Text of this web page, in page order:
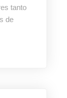
tanto
de